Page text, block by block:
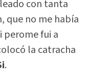
con tanta
que no me había
perome fui a
la catracha
.